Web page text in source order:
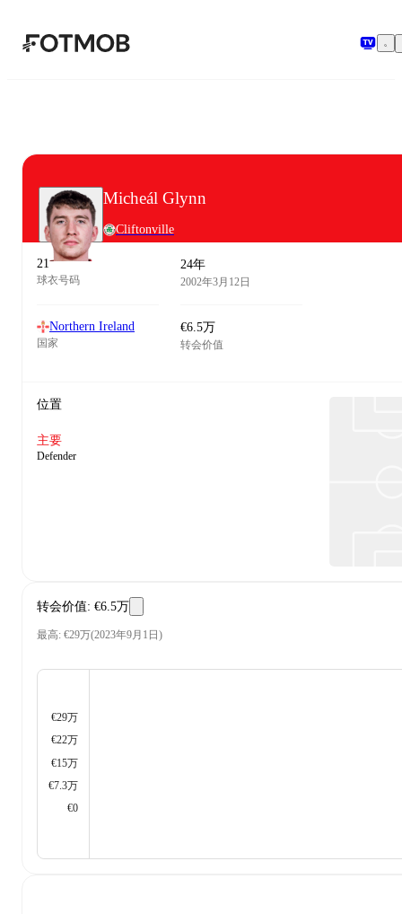
跳转到主要内容
Micheál Glynn
Cliftonville
21
球衣号码
24年
2002年3月12日
Northern Ireland
国家
€6.5万
转会价值
位置
主要
Defender
转会价值: €6.5万
最高: €29万(2023年9月1日 )
€29万
€22万
€15万
€7.3万
€0